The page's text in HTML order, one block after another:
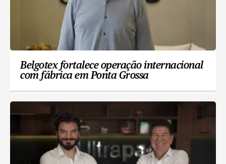
Belgotex fortalece operação internacional
com fábrica em Ponta Grossa